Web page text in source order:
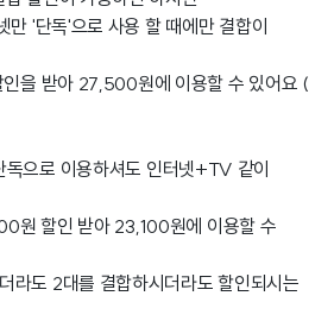
'단독'으로 사용 할 때에만 결합이
을 받아 27,500원에 이용할 수 있어요 (
으로 이용하셔도 인터넷+TV 같이
원 할인 받아 23,100원에 이용할 수
라도 2대를 결합하시더라도 할인되시는